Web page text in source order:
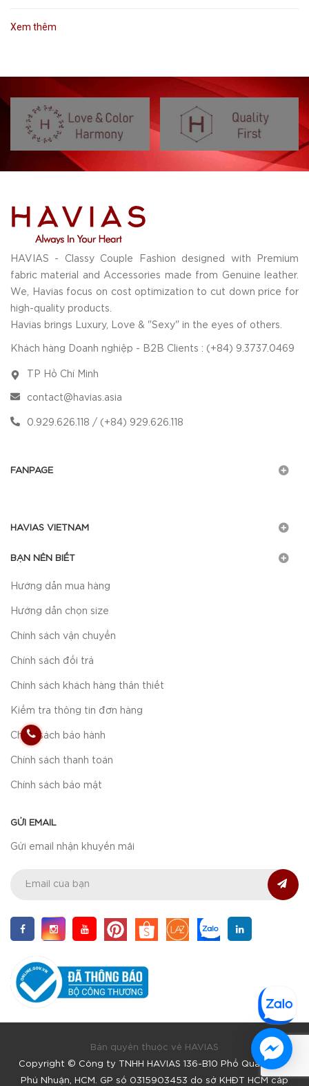
Xem thêm
HAVIAS - Classy Couple Fashion designed with Premium
fabric material and Accessories made from Genuine leather.
We, Havias focus on cost optimization to cut down price for
high-quality products.
Havias brings Luxury, Love & "Sexy" in the eyes of others.
Khách hàng Doanh nghiệp - B2B Clients : (+84) 9.3737.0469
TP Hồ Chí Minh
contact@havias.asia
0.929.626.118 / (+84) 929.626.118
FANPAGE
HAVIAS VIETNAM
BẠN NÊN BIẾT
Hướng dẫn mua hàng
Hướng dẫn chọn size
Chính sách vận chuyển
Chính sách đổi trả
Chính sách khách hàng thân thiết
Kiểm tra thông tin đơn hàng
Chính sách bảo hành
Chính sách thanh toán
Chính sách bảo mật
GỬI EMAIL
Gửi email nhận khuyến mãi
Bản quyền thuộc về HAVIAS
Copyright © Công ty TNHH HAVIAS 136-B10 Phổ Quang, F9,
Phú Nhuận, HCM. GP số 0315903453 do sở KHĐT HCM cấp